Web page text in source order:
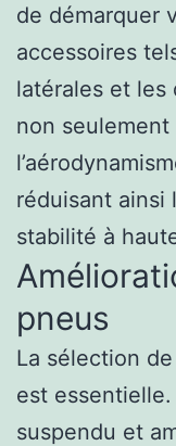
de démarquer
accessoires
latérales et les
non seulement
réduisant ainsi
stabilité à
pneus
La sélection
est
suspendu et